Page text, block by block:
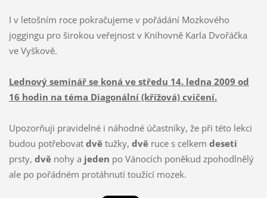
I v letošním roce pokračujeme v pořádání Mozkového
joggingu pro širokou veřejnost v Knihovně Karla Dvořáčka
ve Vyškově.
Lednový seminář se koná ve středu 14. ledna 2009 od
16 hodin na téma Diagonální (křížová) cvičení.
Upozorňuji pravidelné i náhodné účastníky, že při této lekci
budou potřebovat dvětužky, dvěruce s celkem deseti
prsty, dvěnohy a jeden po Vánocích poněkud zpohodlnělý
ale po pořádném protáhnutí toužící mozek.